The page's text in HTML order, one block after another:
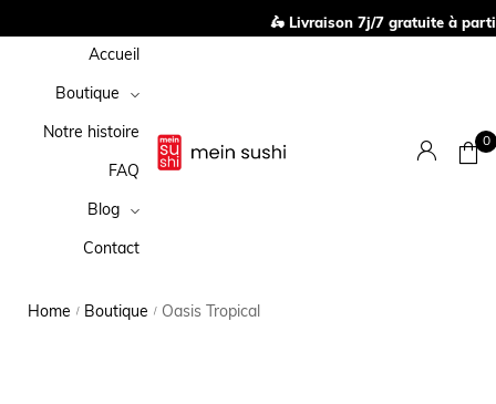
🛵 Livraison 7j/7 gratuite à
Accueil
Boutique
Notre histoire
FAQ
Blog
Contact
0
Home / Boutique / Oasis Tropical